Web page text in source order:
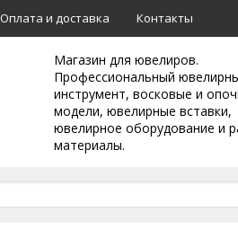
Оплата и доставка Контакты
Магазин для ювелиров.
Профессиональный
инструмент, восковые и
модели, ювелирные вставки,
ювелирное оборудование и
материалы.